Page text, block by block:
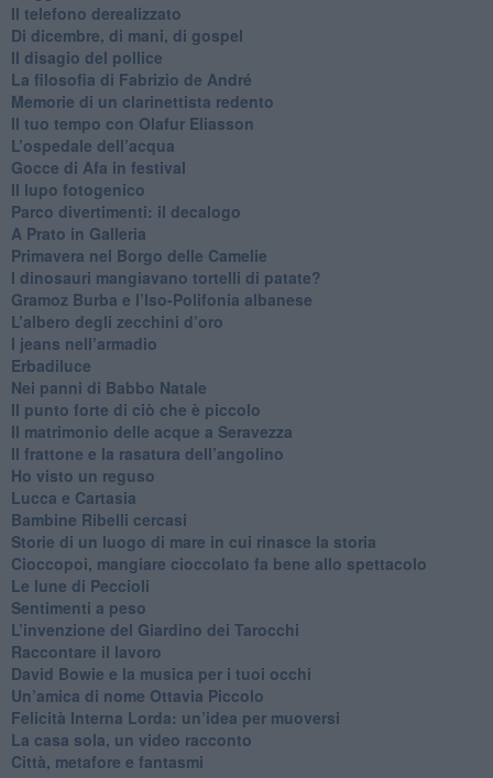
Il telefono derealizzato
​Di dicembre, di mani, di gospel
​Il disagio del pollice
​La filosofia di Fabrizio de André
Memorie di un clarinettista redento
​Il tuo tempo con Olafur Eliasson
​L’ospedale dell’acqua
​Gocce di Afa in festival
​Il lupo fotogenico
​Parco divertimenti: il decalogo
​A Prato in Galleria
​Primavera nel Borgo delle Camelie
I dinosauri mangiavano tortelli di patate?
​Gramoz Burba e l’Iso-Polifonia albanese
L’albero degli zecchini d’oro
​I jeans nell’armadio
Erbadiluce
Nei panni di Babbo Natale
​Il punto forte di ciò che è piccolo
​Il matrimonio delle acque a Seravezza
​Il frattone e la rasatura dell’angolino
​Ho visto un reguso
Lucca e Cartasia
Bambine Ribelli cercasi
Storie di un luogo di mare in cui rinasce la storia
Cioccopoi, mangiare cioccolato fa bene allo spettacolo
​Le lune di Peccioli
​Sentimenti a peso
​L’invenzione del Giardino dei Tarocchi
​Raccontare il lavoro
David Bowie e la musica per i tuoi occhi
Un’amica di nome Ottavia Piccolo
​Felicità Interna Lorda: un’idea per muoversi
​La casa sola, un video racconto
​Città, metafore e fantasmi